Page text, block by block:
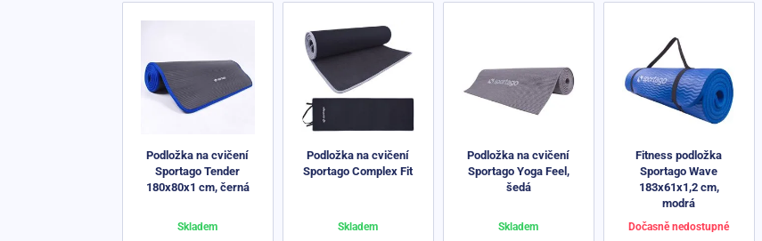
Podložka na cvičení
Sportago Tender
180x80x1 cm, černá
Skladem
Podložka na cvičení
Sportago Complex Fit
Skladem
Podložka na cvičení
Sportago Yoga Feel,
šedá
Skladem
Fitness podložka
Sportago Wave
183x61x1,2 cm,
modrá
Dočasně nedostupné